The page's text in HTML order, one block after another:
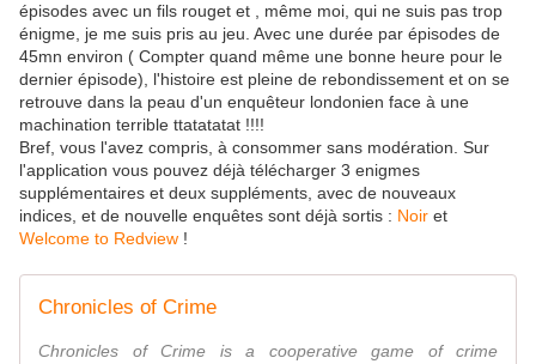
épisodes avec un fils rouget et , même moi, qui ne suis pas trop
énigme, je me suis pris au jeu. Avec une durée par épisodes de
45mn environ ( Compter quand même une bonne heure pour le
dernier épisode), l'histoire est pleine de rebondissement et on se
retrouve dans la peau d'un enquêteur londonien face à une
machination terrible ttatatatat !!!!
Bref, vous l'avez compris, à consommer sans modération. Sur
l'application vous pouvez déjà télécharger 3 enigmes
supplémentaires et deux suppléments, avec de nouveaux
indices, et de nouvelle enquêtes sont déjà sortis : Noir et
Welcome to Redview !
Chronicles of Crime
Chronicles of Crime is a cooperative game of crime